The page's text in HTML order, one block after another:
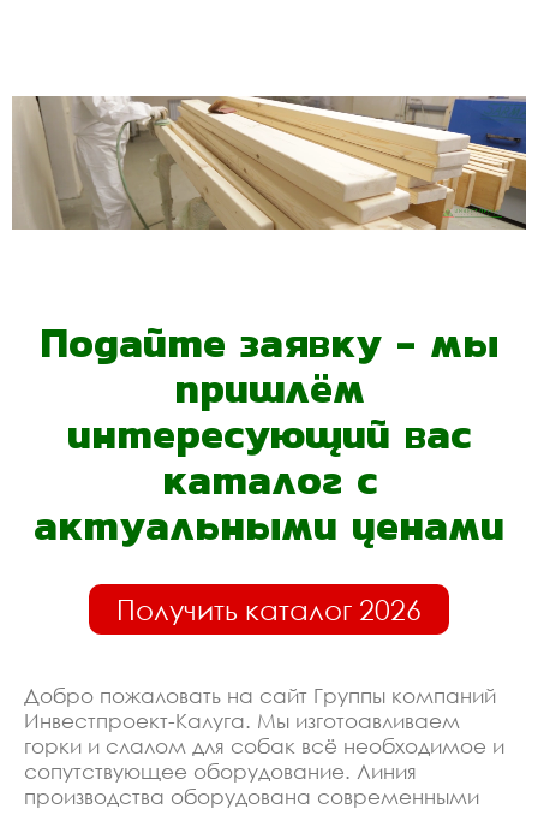
Подайте заявку - мы
пришлём
интересующий вас
каталог с
актуальными ценами
Получить каталог 2026
Добро пожаловать на сайт Группы компаний
Инвестпроект-Калуга. Мы изготоавливаем
горки и слалом для собак всё необходимое и
сопутствующее оборудование. Линия
производства оборудована современными